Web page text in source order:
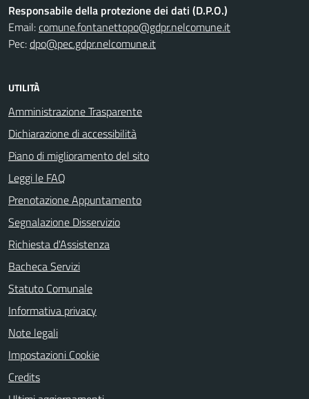
Responsabile della protezione dei dati (D.P.O.)
Email:comune.fontanettopo@gdpr.nelcomune.it
Pec:dpo@pec.gdpr.nelcomune.it
UTILITÀ
Amministrazione Trasparente
Dichiarazione di accessibilità
Piano di miglioramento del sito
Leggi le FAQ
Prenotazione Appuntamento
Segnalazione Disservizio
Richiesta d'Assistenza
Bacheca Servizi
Statuto Comunale
Informativa privacy
Note legali
Impostazioni Cookie
Credits